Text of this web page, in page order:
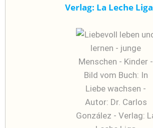
Verlag: La Leche Liga